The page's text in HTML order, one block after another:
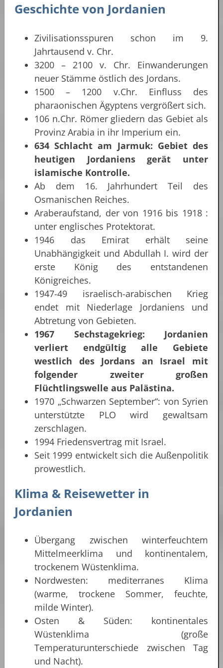
Geschichte von Jordanien
Zivilisationsspuren schon im 9.
Jahrtausend v. Chr.
3200 – 2100 v. Chr. Einwanderungen
neuer Stämme östlich des Jordans.
1500 – 1200 v.Chr. Einfluss des
pharaonischen Ägyptens vergrößert sich.
106 n.Chr. Römer gliedern das Gebiet als
Provinz Arabia in ihr Imperium ein.
634 Schlacht am Jarmuk: Gebiet des
heutigen Jordaniens gerät unter
islamische Kontrolle.
Ab dem 16. Jahrhundert Teil des
Osmanischen Reiches.
Araberaufstand, der von 1916 bis 1918 :
unter englisches Protektorat.
1946 das Emirat erhält seine
Unabhängigkeit und Abdullah I. wird der
erste König des entstandenen
Königreiches.
1947-49 israelisch-arabischen Krieg
endet mit Niederlage Jordaniens und
Abtretung von Gebieten.
1967 Sechstagekrieg: Jordanien
verliert endgültig alle Gebiete
westlich des Jordans an Israel mit
folgender zweiter großen
Flüchtlingswelle aus Palästina.
1970 „Schwarzen September“: von Syrien
unterstützte PLO wird gewaltsam
zerschlagen.
1994 Friedensvertrag mit Israel.
Seit 1999 entwickelt sich die Außenpolitik
prowestlich.
Klima & Reisewetter in
Jordanien
Übergang zwischen winterfeuchtem
Mittelmeerklima und kontinentalem,
trockenem Wüstenklima.
Nordwesten: mediterranes Klima
(warme, trockene Sommer, feuchte,
milde Winter).
Osten & Süden: kontinentales
Wüstenklima (große
Temperaturunterschiede zwischen Tag
und Nacht).